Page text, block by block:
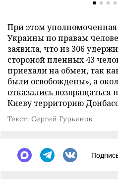
При этом
Украины по правам
заявила, что из 306
стороной пленных 43
приехали на обмен, так
были освобождены», а
отказались возвращаться
Киеву территорию
Текст: Сергей Гурьянов